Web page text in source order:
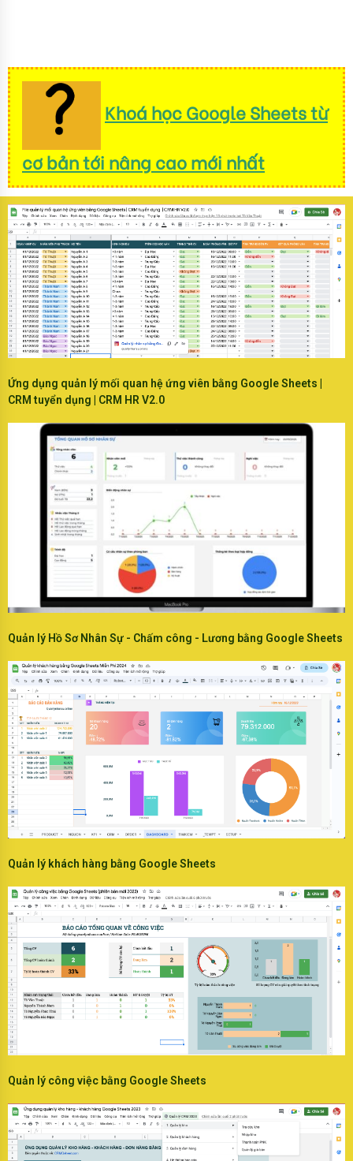
Khoá học Google Sheets từ
cơ bản tới nâng cao mới nhất
Ứng dụng quản lý mối quan hệ ứng viên bằng Google Sheets |
CRM tuyển dụng | CRM HR V2.0
Quản lý Hồ Sơ Nhân Sự - Chấm công - Lương bằng Google Sheets
Quản lý khách hàng bằng Google Sheets
Quản lý công việc bằng Google Sheets